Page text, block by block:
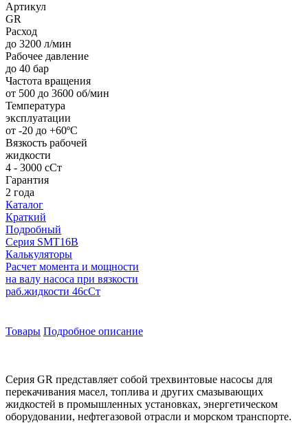
Артикул
GR
Расход
до 3200 л/мин
Рабочее давление
до 40 бар
Частота вращения
от 500 до 3600 об/мин
Температура
эксплуатации
от -20 до +60ºС
Вязкость рабочей
жидкости
4 - 3000 сСт
Гарантия
2 года
Каталог
Краткий
Подробный
Серия SMT16B
Калькуляторы
Расчет момента и мощности
на валу насоса при вязкости
раб.жидкости 46сСт
Товары Подробное описание
Серия GR представляет собой трехвинтовые насосы для
перекачивания масел, топлива и других смазывающих
жидкостей в промышленных установках, энергетическом
оборудовании, нефтегазовой отрасли и морском транспорте.